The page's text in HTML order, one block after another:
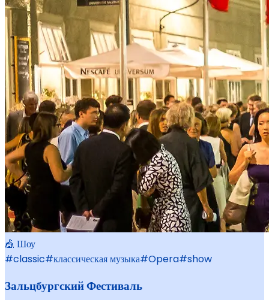
🎪 Шоу
#classic#классическая музыка#Opera#show
Зальцбургский Фестиваль